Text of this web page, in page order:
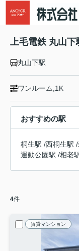
上毛電鉄 丸山
丸山下駅
ワンルーム,1K
おすすめの駅
桐生駅 /西桐生駅 /
運動公園駅 /相老
4件
賃貸マンション